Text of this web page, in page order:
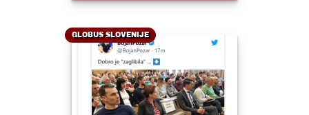
GLOBUS SLOVENIJE